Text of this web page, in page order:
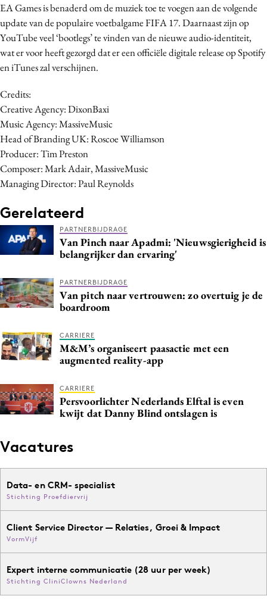
Effectiviteit
Gedragsverandering
Influencer marketing
Interne communicatie
Martech
Media
Merkstrategie
PR
Programmatic
Purpose Marketing
EA Games is benaderd om de muziek toe te voegen aan de volgende
update van de populaire voetbalgame FIFA 17. Daarnaast zijn op
YouTube veel ‘bootlegs’ te vinden van de nieuwe audio-identiteit,
wat er voor heeft gezorgd dat er een officiële digitale release op Spotify
en iTunes zal verschijnen.
Credits:
Creative Agency: DixonBaxi
Music Agency: MassiveMusic
Head of Branding UK: Roscoe Williamson
Producer: Tim Preston
Composer: Mark Adair, MassiveMusic
Managing Director: Paul Reynolds
Gerelateerd
PARTNERBIJDRAGE
Van Pinch naar Apadmi: 'Nieuwsgierigheid is
belangrijker dan ervaring'
PARTNERBIJDRAGE
Van pitch naar vertrouwen: zo overtuig je de
boardroom
CARRIERE
M&M’s organiseert paasactie met een
augmented reality-app
CARRIERE
Persvoorlichter Nederlands Elftal is even
kwijt dat Danny Blind ontslagen is
Vacatures
Data- en CRM- specialist
Stichting Proefdiervrij
Client Service Director — Relaties, Groei & Impact
VormVijf
Expert interne communicatie (28 uur per week)
Stichting CliniClowns Nederland